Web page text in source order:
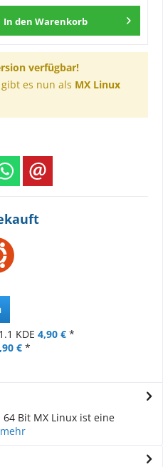
In den Warenkorb
verfügbar!
es nun als MX Linux
KDE 4,90 € *
€ *
64 Bit MX Linux ist eine
mehr